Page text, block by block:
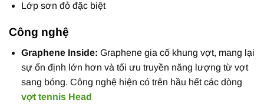
Lớp sơn đỏ đặc biệt
Công nghệ
Graphene Inside: Graphene gia cố khung vợt, mang lại
sự ổn định lớn hơn và tối ưu truyền năng lượng từ vợt
sang bóng. Công nghệ hiện có trên hầu hết các dòng
vợt tennis Head